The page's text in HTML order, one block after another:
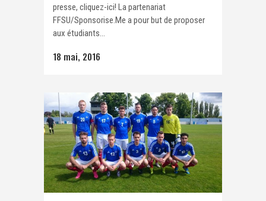
presse, cliquez-ici! La partenariat
FFSU/Sponsorise.Me a pour but de proposer
aux étudiants...
18 mai, 2016